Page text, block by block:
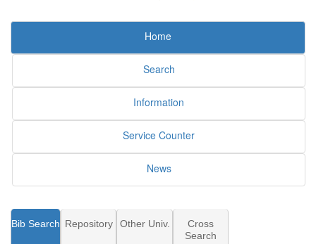
Home
Search
Information
Service Counter
News
Bib Search Repository Other Univ.
Cross
Search